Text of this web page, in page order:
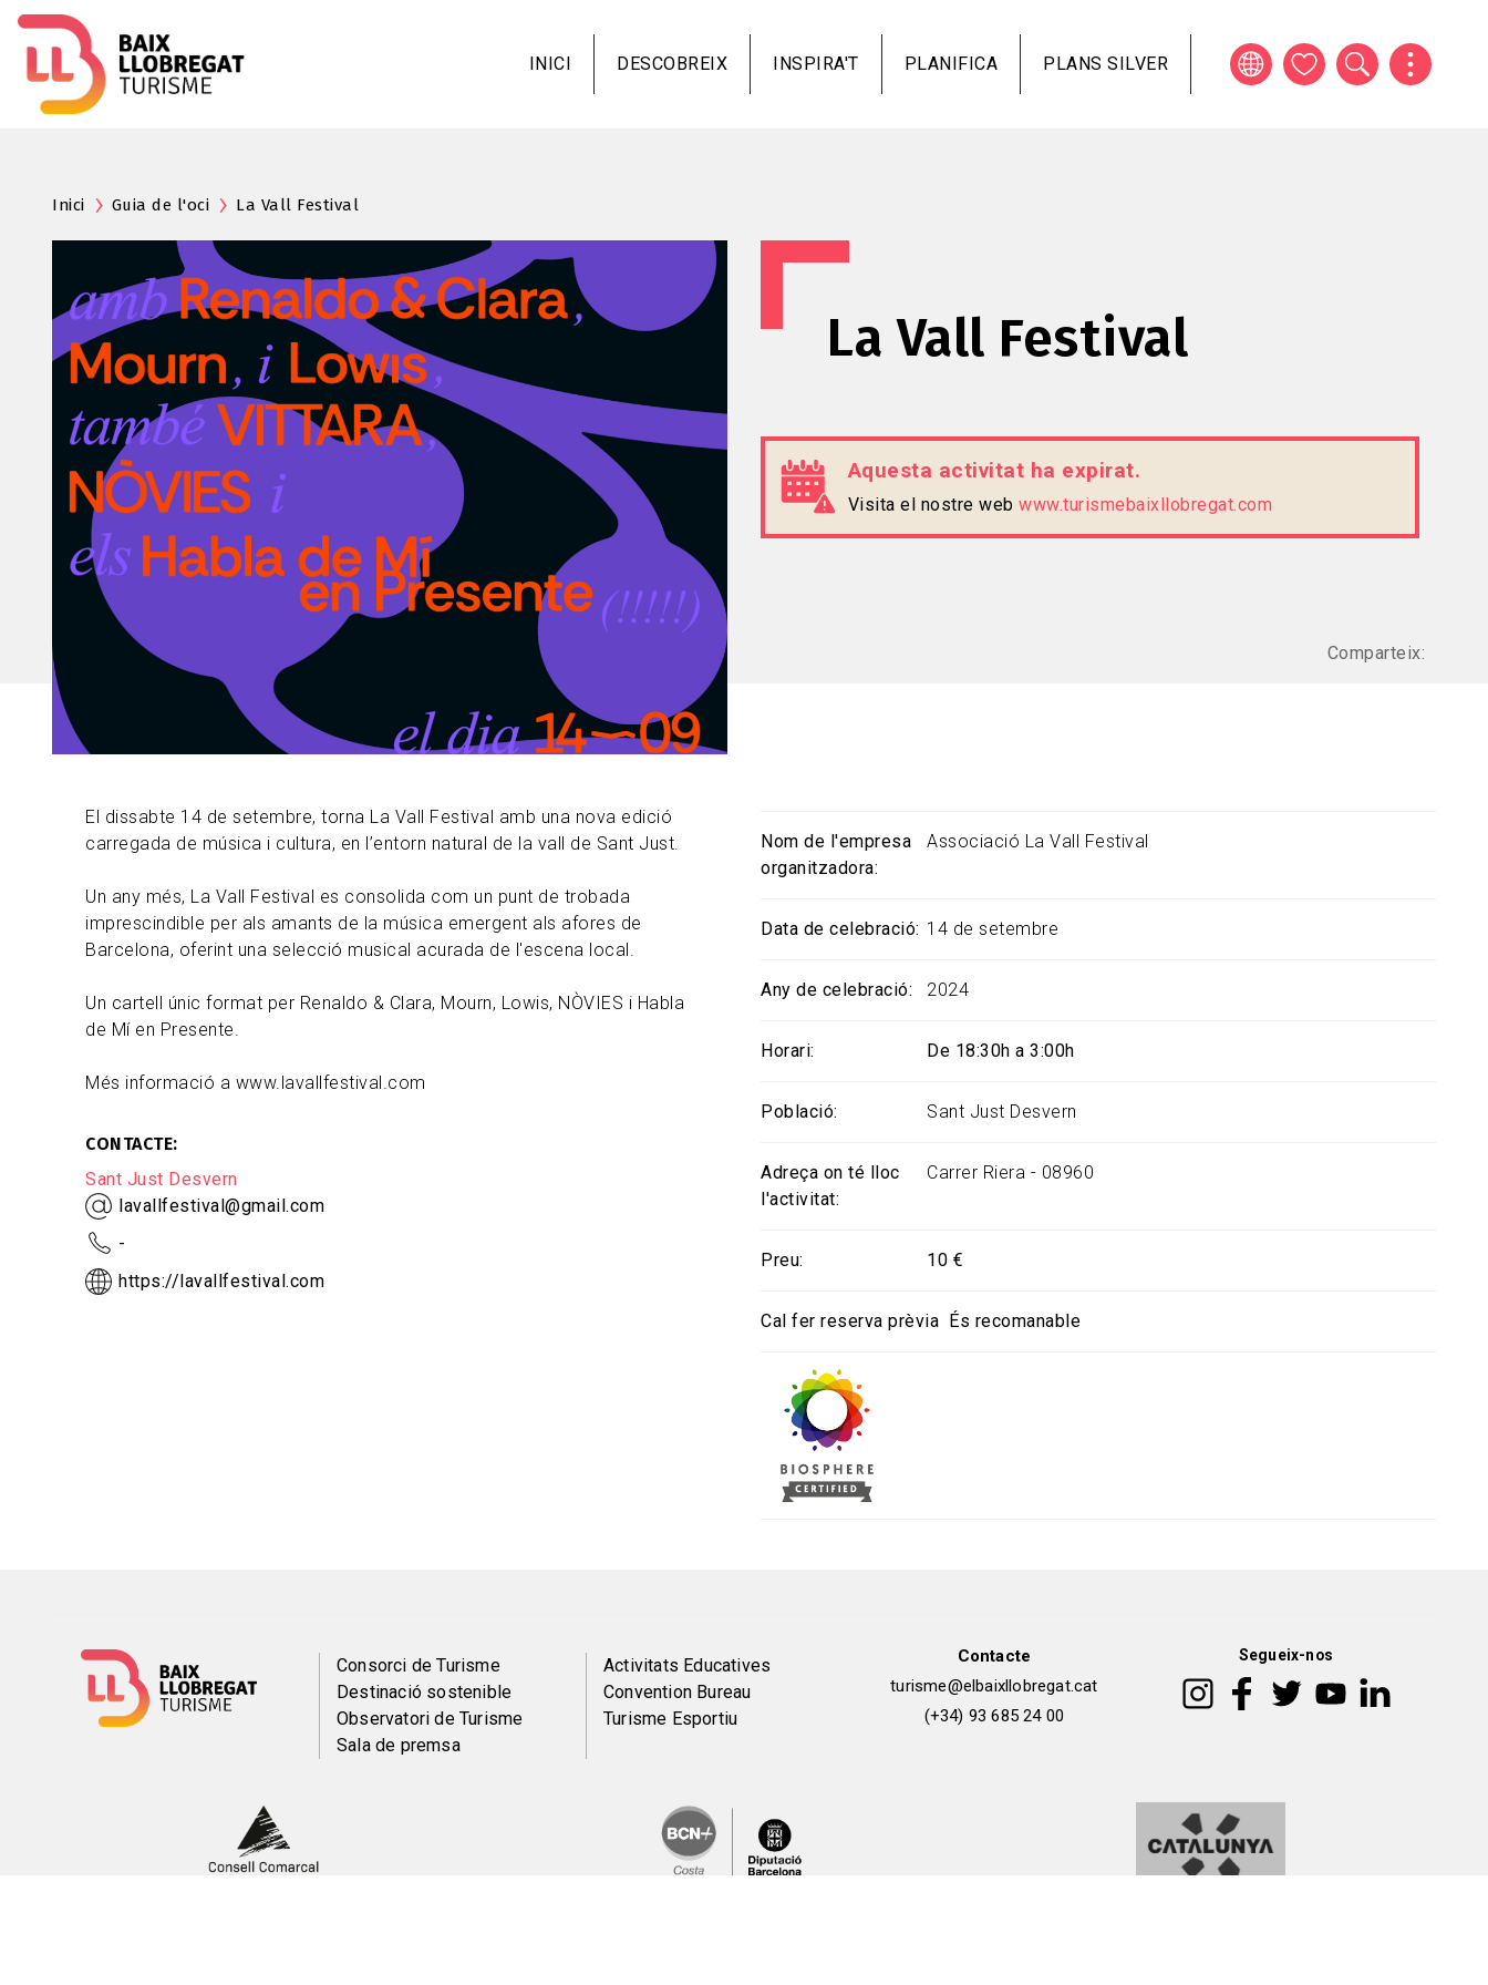
al
contingut
INICI DESCOBREIX INSPIRA'T PLANIFICA PLANS SILVER
Inici Guia de l'oci La Vall Festival
La Vall Festival
Aquesta activitat ha expirat.
Visita el nostre web www.turismebaixllobregat.com
Comparteix:
El dissabte 14 de setembre, torna La Vall Festival amb una nova edició
carregada de música i cultura, en l’entorn natural de la vall de Sant Just.
Un any més, La Vall Festival es consolida com un punt de trobada
imprescindible per als amants de la música emergent als afores de
Barcelona, oferint una selecció musical acurada de l'escena local.
Un cartell únic format per Renaldo & Clara, Mourn, Lowis, NÒVIES i Habla
de Mí en Presente.
Més informació a www.lavallfestival.com
CONTACTE
Sant Just Desvern
lavallfestival@gmail.com
-
https://lavallfestival.com
Nom de l'empresa
organitzadora
Associació La Vall Festival
Data de celebració 14 de setembre
Any de celebració 2024
Horari De 18:30h a 3:00h
Població Sant Just Desvern
Adreça on té lloc
l'activitat
Carrer Riera - 08960
Preu 10 €
Cal fer reserva prèvia És recomanable
Menú
del
Consorci de Turisme
Destinació sostenible
Observatori de Turisme
Sala de premsa
Peu
de
Activitats Educatives
Convention Bureau
Turisme Esportiu
Contacte
turisme@elbaixllobregat.cat
(+34) 93 685 24 00
Segueix-nos